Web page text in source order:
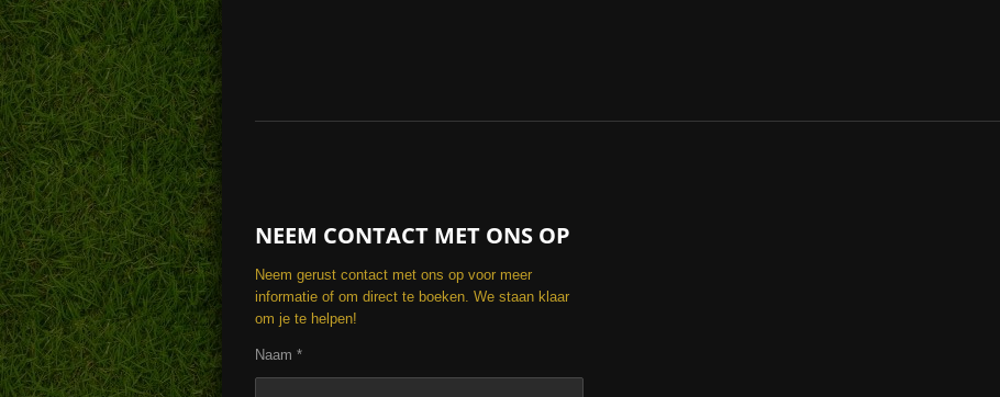
NEEM CONTACT MET ONS OP
Neem gerust contact met ons op voor meer
informatie of om direct te boeken. We staan klaar
om je te helpen!
Naam *